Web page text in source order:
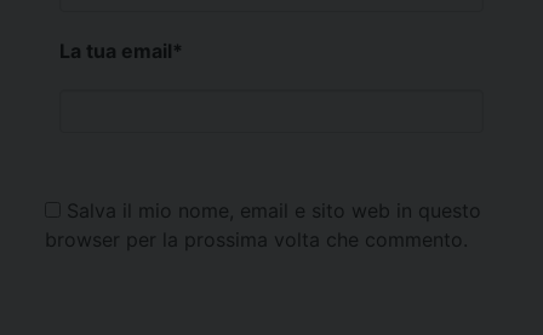
La tua email*
Salva il mio nome, email e sito web in questo
browser per la prossima volta che commento.